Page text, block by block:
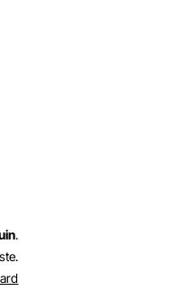
.